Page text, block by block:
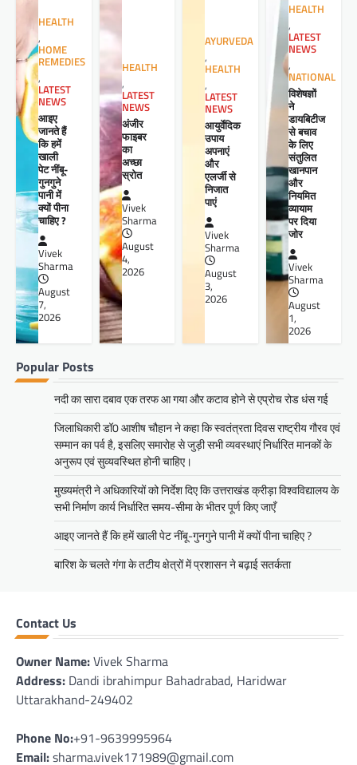
HEALTH
,
HOME
REMEDIES
,
LATEST
NEWS
आइए
जानते हैं
कि हमें
खाली
पेट नींबू-
गुनगुने
पानी में
क्यों पीना
चाहिए ?
Vivek
Sharma
August
7,
2026
HEALTH
,
LATEST
NEWS
अंजीर
फाइबर
का
अच्छा
स्रोत
Vivek
Sharma
August
4,
2026
AYURVEDA
,
HEALTH
,
LATEST
NEWS
आयुर्वेदिक
उपाय
अपनाएं
और
एलर्जी से
निजात
पाएं
Vivek
Sharma
August
3,
2026
HEALTH
,
LATEST
NEWS
,
NATIONAL
विशेषज्ञों
ने
डायबिटीज
से बचाव
के लिए
संतुलित
खानपान
और
नियमित
व्यायाम
पर दिया
जोर
Vivek
Sharma
August
1,
2026
Popular Posts
नदी का सारा दबाव एक तरफ आ गया और कटाव होने से एप्रोच रोड धंस गई
जिलाधिकारी डॉ0 आशीष चौहान ने कहा कि स्वतंत्रता दिवस राष्ट्रीय गौरव एवं
सम्मान का पर्व है, इसलिए समारोह से जुड़ी सभी व्यवस्थाएं निर्धारित मानकों के
अनुरूप एवं सुव्यवस्थित होनी चाहिए।
मुख्यमंत्री ने अधिकारियों को निर्देश दिए कि उत्तराखंड क्रीड़ा विश्वविद्यालय के
सभी निर्माण कार्य निर्धारित समय-सीमा के भीतर पूर्ण किए जाएँ
आइए जानते हैं कि हमें खाली पेट नींबू-गुनगुने पानी में क्यों पीना चाहिए ?
बारिश के चलते गंगा के तटीय क्षेत्रों में प्रशासन ने बढ़ाई सतर्कता
Contact Us
Owner Name:Vivek Sharma
Address: Dandi ibrahimpur Bahadrabad, Haridwar
Uttarakhand-249402
Phone No:+91-9639995964
Email:sharma.vivek171989@gmail.com